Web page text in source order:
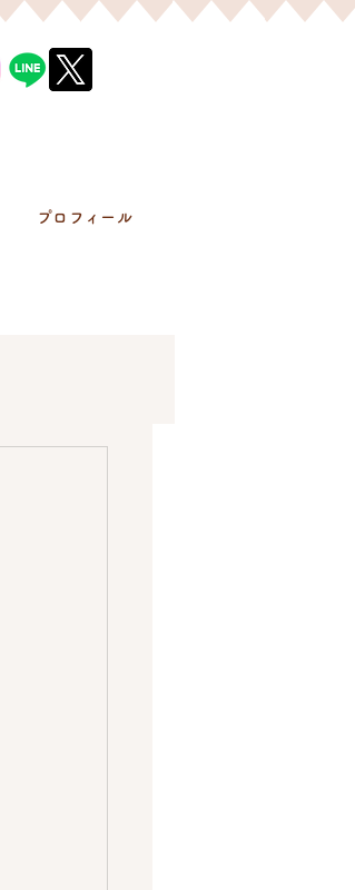
プロフィール